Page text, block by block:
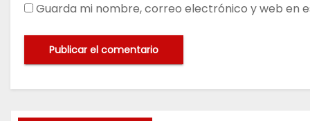
Guarda mi nombre, correo electrónico y web en